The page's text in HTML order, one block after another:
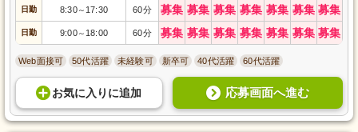
日勤 8:30～ 17:30 60分 募集 募集 募集 募集 募集 募集 募集
日勤 9:00～ 18:00 60分 募集 募集 募集 募集 募集 募集 募集
Web面接可 50代活躍 未経験可 新卒可 40代活躍 60代活躍
お気に入り に追加 応募画面へ進む